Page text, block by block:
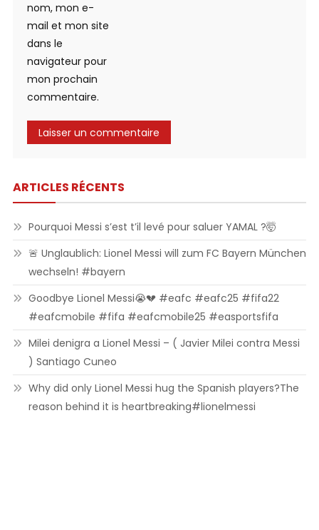
nom, mon e-
mail et mon site
dans le
navigateur pour
mon prochain
commentaire.
ARTICLES RÉCENTS
Pourquoi Messi s’est t’il levé pour saluer YAMAL ?🤯
🚨 Unglaublich: Lionel Messi will zum FC Bayern München
wechseln! #bayern
Goodbye Lionel Messi😭💔 #eafc #eafc25 #fifa22
#eafcmobile #fifa #eafcmobile25 #easportsfifa
Milei denigra a Lionel Messi – ( Javier Milei contra Messi
) Santiago Cuneo
Why did only Lionel Messi hug the Spanish players?The
reason behind it is heartbreaking#lionelmessi